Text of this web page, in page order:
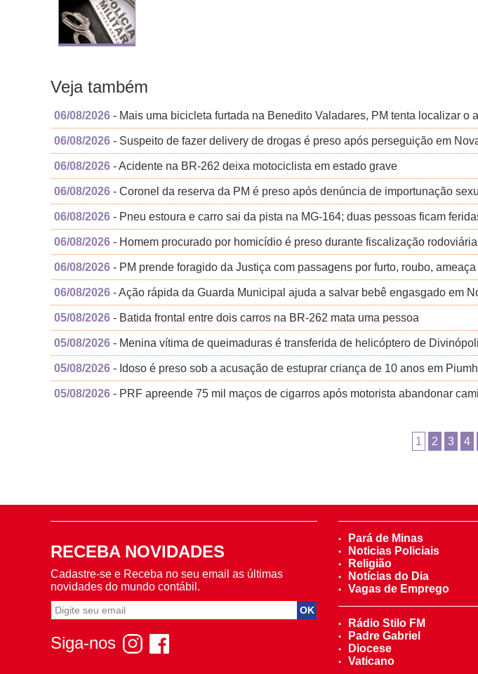
Veja também
06/08/2026 - Mais uma bicicleta furtada na Benedito Valadares, PM tenta localizar o
06/08/2026 - Suspeito de fazer delivery de drogas é preso após perseguição em
06/08/2026 - Acidente na BR-262 deixa motociclista em estado grave
06/08/2026 - Coronel da reserva da PM é preso após denúncia de importunação
06/08/2026 - Pneu estoura e carro sai da pista na MG-164; duas pessoas ficam
06/08/2026 - Homem procurado por homicídio é preso durante fiscalização rodoviária
06/08/2026 - PM prende foragido da Justiça com passagens por furto, roubo,
06/08/2026 - Ação rápida da Guarda Municipal ajuda a salvar bebê engasgado em
05/08/2026 - Batida frontal entre dois carros na BR-262 mata uma pessoa
05/08/2026 - Menina vítima de queimaduras é transferida de helicóptero de
05/08/2026 - Idoso é preso sob a acusação de estuprar criança de 10 anos em
05/08/2026 - PRF apreende 75 mil maços de cigarros após motorista abandonar
1 2 3 4
RECEBA NOVIDADES
Cadastre-se e Receba no seu email as últimas
novidades do mundo contábil.
Siga-nos
Pará de Minas
Noticias Policiais
Religião
Notícias do Dia
Vagas de Emprego
Rádio Stilo FM
Padre Gabriel
Diocese
Vaticano